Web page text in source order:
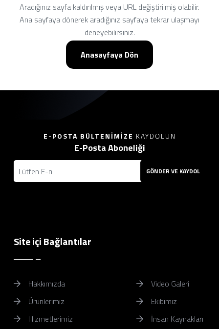
Aradığınız sayfa kaldırılmış veya URL değiştirilmiş olabilir.
Ana sayfaya dönerek aradığınız sayfaya tekrar ulaşmayı
deneyebilirsiniz.
Anasayfaya Dön
E-POSTA BÜLTENIMIZE KAYDOLUN
E-Posta Aboneliği
GÖNDER VE KAYDOL
Site içi Bağlantılar
Hakkımızda
Ürünlerimiz
Hizmetlerimiz
Video Galeri
Ekibimiz
İnsan Kaynakları